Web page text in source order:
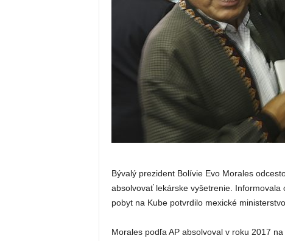
Bývalý prezident Bolívie Evo Morales
absolvovať lekárske vyšetrenie. Informovala
pobyt na Kube potvrdilo mexické
Morales podľa AP absolvoval v roku 2017